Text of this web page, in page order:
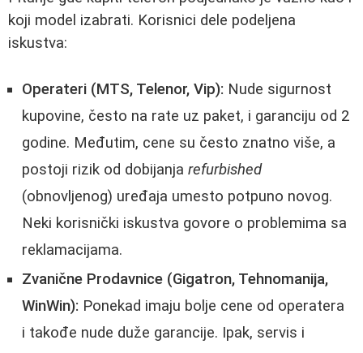
koji model izabrati. Korisnici dele podeljena
iskustva:
Operateri (MTS, Telenor, Vip): Nude sigurnost
kupovine, često na rate uz paket, i garanciju od 2
godine. Međutim, cene su često znatno više, a
postoji rizik od dobijanja refurbished
(obnovljenog) uređaja umesto potpuno novog.
Neki korisnički iskustva govore o problemima sa
reklamacijama.
Zvanične Prodavnice (Gigatron, Tehnomanija,
WinWin): Ponekad imaju bolje cene od operatera
i takođe nude duže garancije. Ipak, servis i